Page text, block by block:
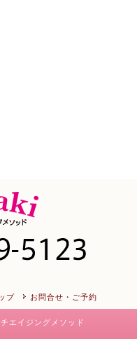
プ お問合せ・ご予約
エイジングメソッド